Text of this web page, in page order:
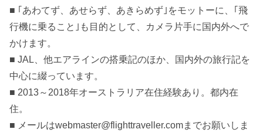
■ ｢あわてず、あせらず、あきらめず｣をモットーに、｢飛
行機に乗ること｣も目的として、カメラ片手に国内外へで
かけます。
■ JAL、他エアラインの搭乗記のほか、国内外の旅行記を
中心に綴っています。
■ 2013～2018年オーストラリア在住経験あり。都内在
住。
■ メールはwebmaster@flighttraveller.comまでお願いしま